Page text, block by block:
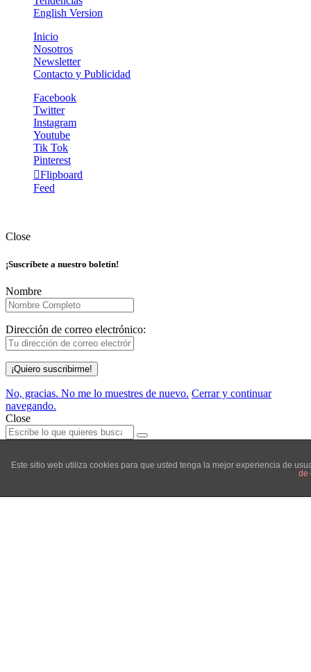
English Version
Inicio
Nosotros
Newsletter
Contacto y Publicidad
Facebook
Twitter
Instagram
Youtube
Tik Tok
Pinterest
Flipboard
Feed
Close
¡Suscríbete a nuestro boletín!
Nombre
Dirección de correo electrónico:
No, gracias. No me lo muestres de nuevo. Cerrar y continuar
navegando.
Close
Search
for:
Search
Este sitio web utiliza cookies para que usted tenga la mejor experiencia de
de